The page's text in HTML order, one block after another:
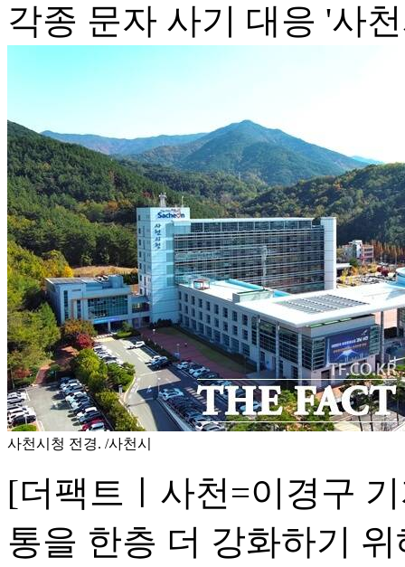
각종 문자 사기 대응 '사
사천시청 전경. /사천시
[더팩트ㅣ사천=이경구
통을 한층 더 강화하기